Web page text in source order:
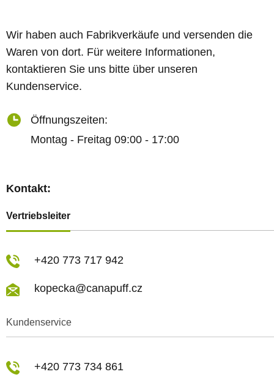
Wir haben auch Fabrikverkäufe und versenden die
Waren von dort. Für weitere Informationen,
kontaktieren Sie uns bitte über unseren
Kundenservice.
Öffnungszeiten:
Montag - Freitag 09:00 - 17:00
Kontakt:
Kundenservice
Vertriebsleiter
+420 773 717 942
kopecka@canapuff.cz
+420 773 734 861